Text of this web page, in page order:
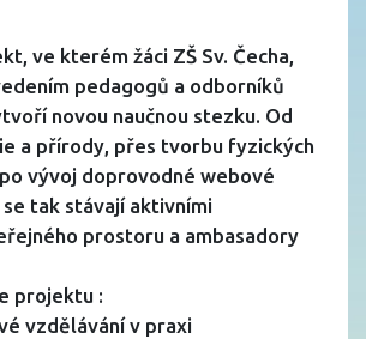
ve kterém žáci ZŠ Sv. Čecha,
pedagogů a odborníků
novou naučnou stezku. Od
a přírody, přes tvorbu fyzických
vývoj doprovodné webové
se tak stávají aktivními
prostoru a ambasadory
projektu :
vzdělávání v praxi